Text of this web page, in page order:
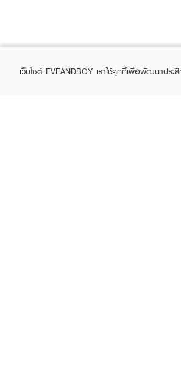
เว็บไซต์ EVEANDBOY เราใช้คุกกี้เพื่อพัฒนาปร